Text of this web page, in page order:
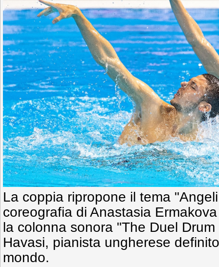
La coppia ripropone il tema
coreografia di Anastasia
la colonna sonora "The Duel
Havasi, pianista ungherese
mondo.